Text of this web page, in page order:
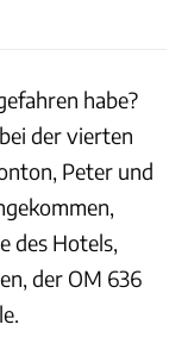
habe?
der vierten
Peter und
des Hotels,
der OM 636